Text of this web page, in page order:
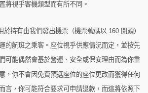
將視乎客機類型而有所不同。
於持有由我們發出機票（機票號碼以 160 開頭）
的航班之乘客。座位視乎供應情況而定，並按先
可能偶然會基於營運、安全或保安理由而為你重
，你不會因免費預選座位的座位更改而獲得任何
言，你可能符合要求可申請退款，而這將依照下